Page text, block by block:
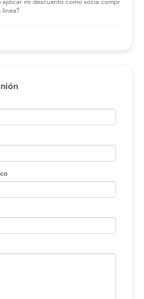
aplicar mi descuento como socia compr
linea?